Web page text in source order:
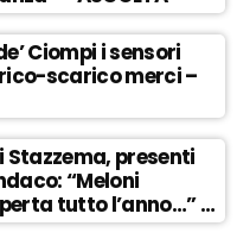
Ciompi i sensori
scarico merci –
Stazzema, presenti
“Meloni
tutto l’anno…” –